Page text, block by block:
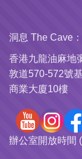
洞息 The Cave：
香港九龍油麻地
敦道570-572號
商業大廈10樓
辦公室開放時間